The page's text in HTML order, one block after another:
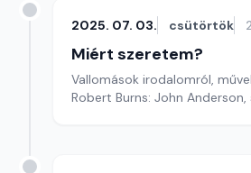
2025. 07. 03. csütörtök
Miért szeretem?
Vallomások irodalomról,
Robert Burns: John Anderson,